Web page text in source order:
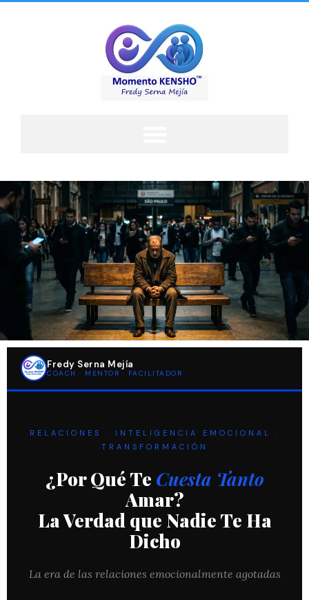
Fredy Serna Mejía
COACH · MENTOR · FACILITADOR
RELACIONES · INTELIGENCIA EMOCIONAL ·
TRANSFORMACIÓN
¿Por Qué Te Cuesta Tanto
Amar?
La Verdad que Nadie Te Ha
Dicho
La era de las relaciones emocionalmente agotadas